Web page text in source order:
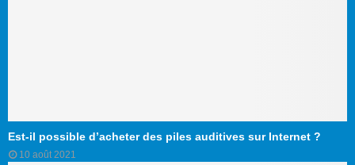
Est-il possible d’acheter des piles auditives sur Internet ?
10 août 2021